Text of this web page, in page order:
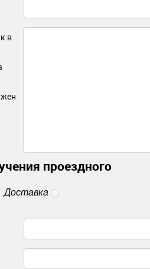
в
проездного
Доставка